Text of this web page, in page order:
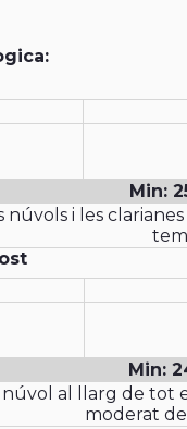
Min:
núvols i les
Min:
al llarg de tot
moderat